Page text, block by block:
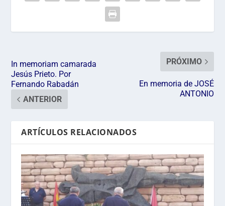
In memoriam camarada
Jesús Prieto. Por
Fernando Rabadán
ANTERIOR
PRÓXIMO
En memoria de JOSÉ
ANTONIO
ARTÍCULOS RELACIONADOS